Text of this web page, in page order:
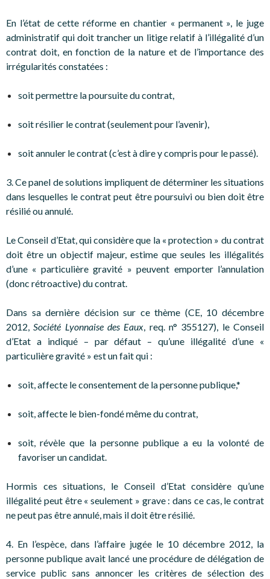
En l’état de cette réforme en chantier « permanent », le juge
administratif qui doit trancher un litige relatif à l’illégalité d’un
contrat doit, en fonction de la nature et de l’importance des
irrégularités constatées :
soit permettre la poursuite du contrat,
soit résilier le contrat (seulement pour l’avenir),
soit annuler le contrat (c’est à dire y compris pour le passé).
3. Ce panel de solutions impliquent de déterminer les situations
dans lesquelles le contrat peut être poursuivi ou bien doit être
résilié ou annulé.
Le Conseil d’Etat, qui considère que la « protection » du contrat
doit être un objectif majeur, estime que seules les illégalités
d’une « particulière gravité » peuvent emporter l’annulation
(donc rétroactive) du contrat.
Dans sa dernière décision sur ce thème (CE, 10 décembre
2012,Société Lyonnaise des Eaux, req. n° 355127), le Conseil
d’Etat a indiqué – par défaut – qu’une illégalité d’une «
particulière gravité » est un fait qui :
soit, affecte le consentement de la personne publique,*
soit, affecte le bien-fondé même du contrat,
soit, révèle que la personne publique a eu la volonté de
favoriser un candidat.
Hormis ces situations, le Conseil d’Etat considère qu’une
illégalité peut être « seulement » grave : dans ce cas, le contrat
ne peut pas être annulé, mais il doit être résilié.
4. En l’espèce, dans l’affaire jugée le 10 décembre 2012, la
personne publique avait lancé une procédure de délégation de
service public sans annoncer les critères de sélection des